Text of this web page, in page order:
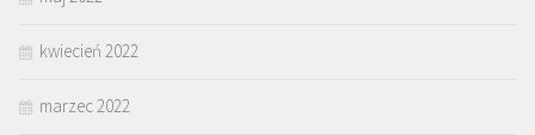
kwiecień 2022
marzec 2022